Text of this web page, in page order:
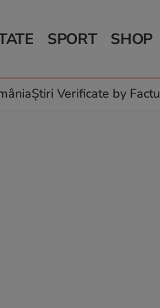
SPORT SHOP
Știri Verificate by